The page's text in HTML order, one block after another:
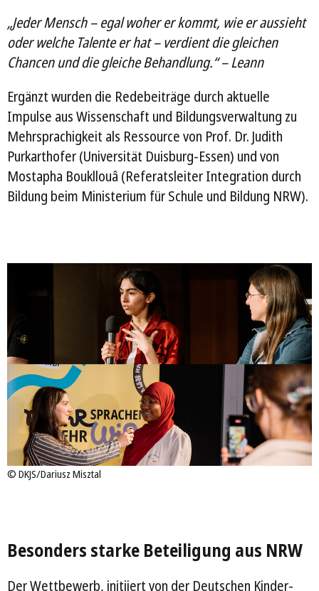
„Jeder Mensch – egal woher er kommt, wie er aussieht
oder welche Talente er hat – verdient die gleichen
Chancen und die gleiche Behandlung.“ – Leann
Ergänzt wurden die Redebeiträge durch aktuelle
Impulse aus Wissenschaft und Bildungsverwaltung zu
Mehrsprachigkeit als Ressource von Prof. Dr. Judith
Purkarthofer (Universität Duisburg-Essen) und von
Mostapha Boukllouâ (Referatsleiter Integration durch
Bildung beim Ministerium für Schule und Bildung NRW).
©DKJS/Dariusz Misztal
Besonders starke Beteiligung aus NRW
Der Wettbewerb, initiiert von der Deutschen Kinder-